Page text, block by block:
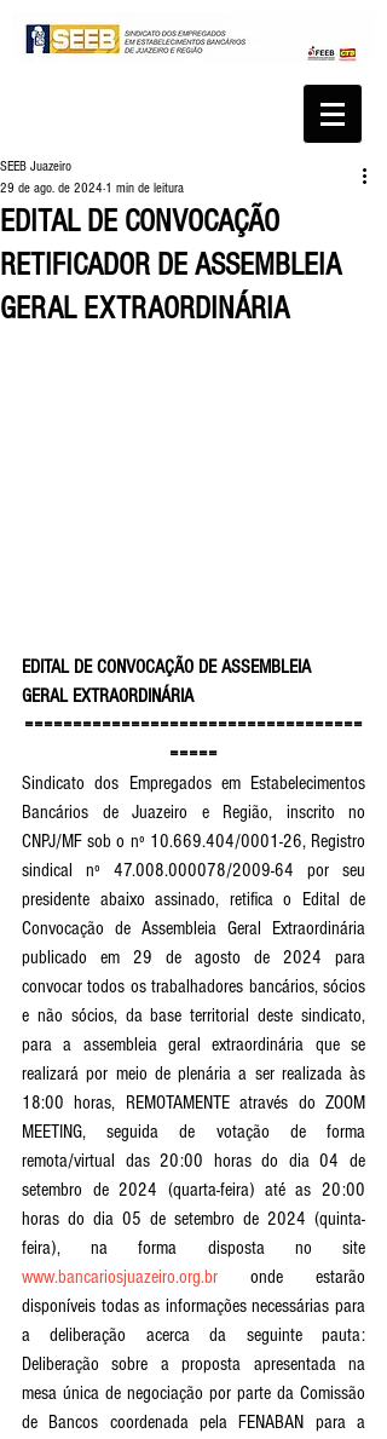
EDITAL DE CONVOCAÇÃO
RETIFICADOR DE ASSEMBLEIA
GERAL EXTRAORDINÁRIA
SEEB Juazeiro
29 de ago. de 2024 1 min de leitura
EDITAL DE CONVOCAÇÃO DE ASSEMBLEIA
GERAL EXTRAORDINÁRIA
===================================
=====
Sindicato dos Empregados em Estabelecimentos
Bancários de Juazeiro e Região, inscrito no
CNPJ/MF sob o nº 10.669.404/0001-26, Registro
sindical nº 47.008.000078/2009-64 por seu
presidente abaixo assinado, retifica o Edital de
Convocação de Assembleia Geral Extraordinária
publicado em 29 de agosto de 2024 para
convocar todos os trabalhadores bancários, sócios
e não sócios, da base territorial deste sindicato,
para a assembleia geral extraordinária que se
realizará por meio de plenária a ser realizada às
18:00 horas, REMOTAMENTE através do ZOOM
MEETING, seguida de votação de forma
remota/virtual das 20:00 horas do dia 04 de
setembro de 2024 (quarta-feira) até as 20:00
horas do dia 05 de setembro de 2024 (quinta-
www.bancariosjuazeiro.org.br onde estarão
disponíveis todas as informações necessárias para
a deliberação acerca da seguinte pauta:
Deliberação sobre a proposta apresentada na
mesa única de negociação por parte da Comissão
de Bancos coordenada pela FENABAN para a